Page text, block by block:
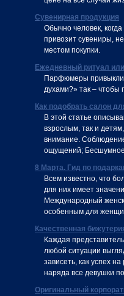
Сувенирная продукция
Обычно человек,
привозит сувениры,
местом покупки.
Ежедневный ритуал
Парфюмеры привыкли
духами?» так – чтобы
Как подобрать салон
В этой статье
взрослым, так и
внимание.
ощущений;
8 Марта. Гид по
Всем известно, что
для них имеет
Международный
особенным для
Качественная
Каждая
любой ситуации
зависеть, как успех
наряда все девушки
Оригинальный